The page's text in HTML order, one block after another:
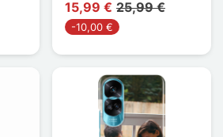
15,99 € 25,99 €
-10,00 €